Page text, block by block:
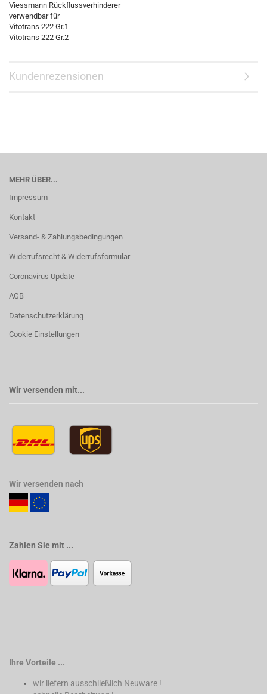
Viessmann Rückflussverhinderer
verwendbar für
Vitotrans 222 Gr.1
Vitotrans 222 Gr.2
Kundenrezensionen
MEHR ÜBER...
Impressum
Kontakt
Versand- & Zahlungsbedingungen
Widerrufsrecht & Widerrufsformular
Coronavirus Update
AGB
Datenschutzerklärung
Cookie Einstellungen
Wir versenden mit...
Wir versenden nach
Zahlen Sie mit ...
Ihre Vorteile ...
wir liefern ausschließlich Neuware !